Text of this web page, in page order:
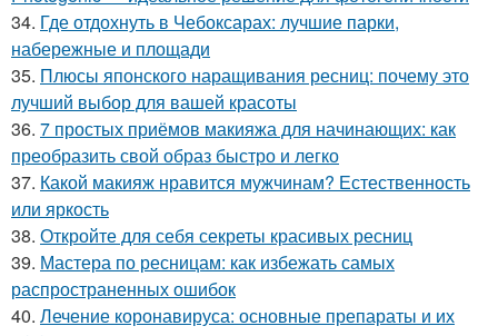
34. Где отдохнуть в Чебоксарах: лучшие парки,
набережные и площади
35. Плюсы японского наращивания ресниц: почему это
лучший выбор для вашей красоты
36. 7 простых приёмов макияжа для начинающих: как
преобразить свой образ быстро и легко
37. Какой макияж нравится мужчинам? Естественность
или яркость
38. Откройте для себя секреты красивых ресниц
39. Мастера по ресницам: как избежать самых
распространенных ошибок
40. Лечение коронавируса: основные препараты и их